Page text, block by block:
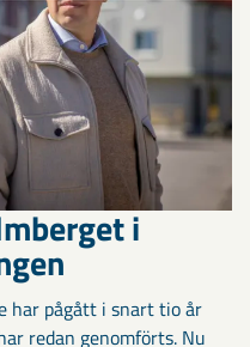
i
har pågått i snart tio år
redan genomförts. Nu